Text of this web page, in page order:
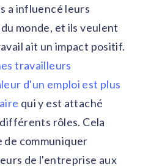
a influencé leurs
monde, et ils veulent
ait un impact positif.
travailleurs
d'un emploi est plus
qui y est attaché
rôles. Cela
communiquer
de l'entreprise aux